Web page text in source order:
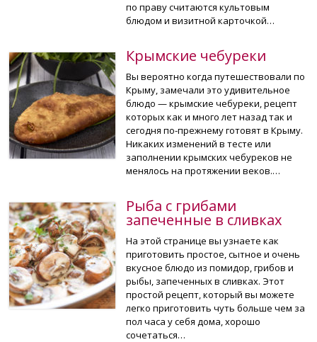
по праву считаются культовым
блюдом и визитной карточкой…
Крымские чебуреки
Вы вероятно когда путешествовали по
Крыму, замечали это удивительное
блюдо — крымские чебуреки, рецепт
которых как и много лет назад так и
сегодня по-прежнему готовят в Крыму.
Никаких изменений в тесте или
заполнении крымских чебуреков не
менялось на протяжении веков.…
Рыба с грибами
запеченные в сливках
На этой странице вы узнаете как
приготовить простое, сытное и очень
вкусное блюдо из помидор, грибов и
рыбы, запеченных в сливках. Этот
простой рецепт, который вы можете
легко приготовить чуть больше чем за
пол часа у себя дома, хорошо
сочетаться…